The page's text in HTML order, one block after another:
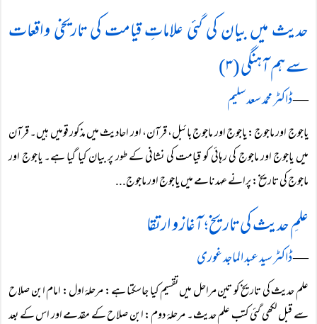
حدیث میں بیان کی گئی علاماتِ قیامت کی تاریخی واقعات
سے ہم آہنگی (۳)
―ڈاکٹر محمد سعد سلیم
یاجوج اور ماجوج: یاجوج اور ماجوج بائبل، قرآن، اور احادیث میں مذکور قومیں ہیں۔ قرآن
میں یاجوج اور ماجوج کی رہائی کو قیامت کی نشانی کے طور پر بیان کیا گیا ہے۔ یاجوج اور
ماجوج کی تاریخ: پرانے عہد نامے میں یاجوج اور ماجوج...
علمِ حدیث کی تاریخ؛ آغاز و ارتقا
―ڈاکٹر سید عبد الماجد غوری
علم حدیث کی تاریخ کو تین مراحل میں تقسیم کیا جاسکتا ہے: مرحلۂ اول: امام ابن صلاح
سے قبل لکھی گئی کتب علم حدیث۔ مرحلۂ دوم: ابن صلاح کے مقدمے اور اس کے بعد